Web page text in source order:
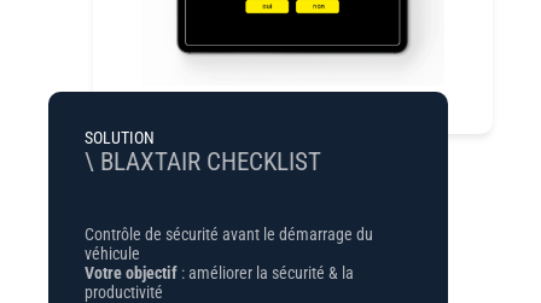
SOLUTION
\ BLAXTAIR CHECKLIST
Contrôle de sécurité avant le démarrage du
véhicule
Votre objectif : améliorer la sécurité & la
productivité